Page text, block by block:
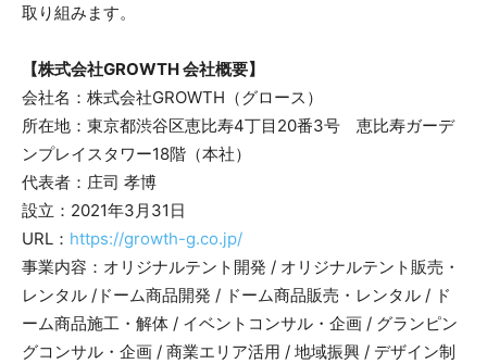
取り組みます。
【株式会社GROWTH 会社概要】
会社名：株式会社GROWTH（グロース）
所在地：東京都渋谷区恵比寿4丁目20番3号 恵比寿ガーデ
ンプレイスタワー18階（本社）
代表者：庄司 孝博
設立：2021年3月31日
URL： https://growth-g.co.jp/
事業内容：オリジナルテント開発 / オリジナルテント販売・
レンタル /ドーム商品開発 / ドーム商品販売・レンタル / ド
ーム商品施工・解体 / イベントコンサル・企画 / グランピン
グコンサル・企画 / 商業エリア活用 / 地域振興 / デザイン制